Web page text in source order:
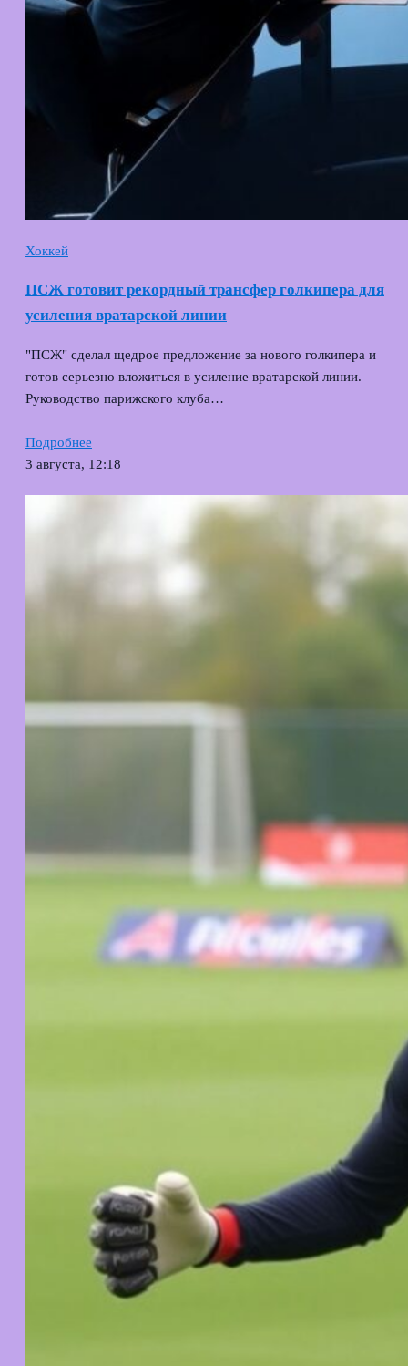
Хоккей
ПСЖ готовит рекордный трансфер голкипера для
усиления вратарской линии
"ПСЖ" сделал щедрое предложение за нового голкипера и
готов серьезно вложиться в усиление вратарской линии.
Руководство парижского клуба…
Подробнее
3 августа, 12:18